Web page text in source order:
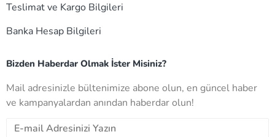
Teslimat ve Kargo Bilgileri
Banka Hesap Bilgileri
Bizden Haberdar Olmak İster Misiniz?
Mail adresinizle bültenimize abone olun, en güncel haber
ve kampanyalardan anından haberdar olun!